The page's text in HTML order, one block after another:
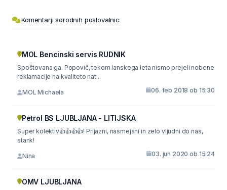
Komentarji sorodnih poslovalnic
MOL Bencinski servis RUDNIK
Spoštovana ga. Popovič, tekom lanskega leta nismo prejeli nobene
reklamacije na kvaliteto nat...
MOL Michaela 06. feb 2018 ob 15:30
Petrol BS LJUBLJANA - LITIJSKA
Super kolektiv👍👍👍👍! Prijazni, nasmejani in zelo vljudni do nas,
stank!
Nina 03. jun 2020 ob 15:24
OMV LJUBLJANA